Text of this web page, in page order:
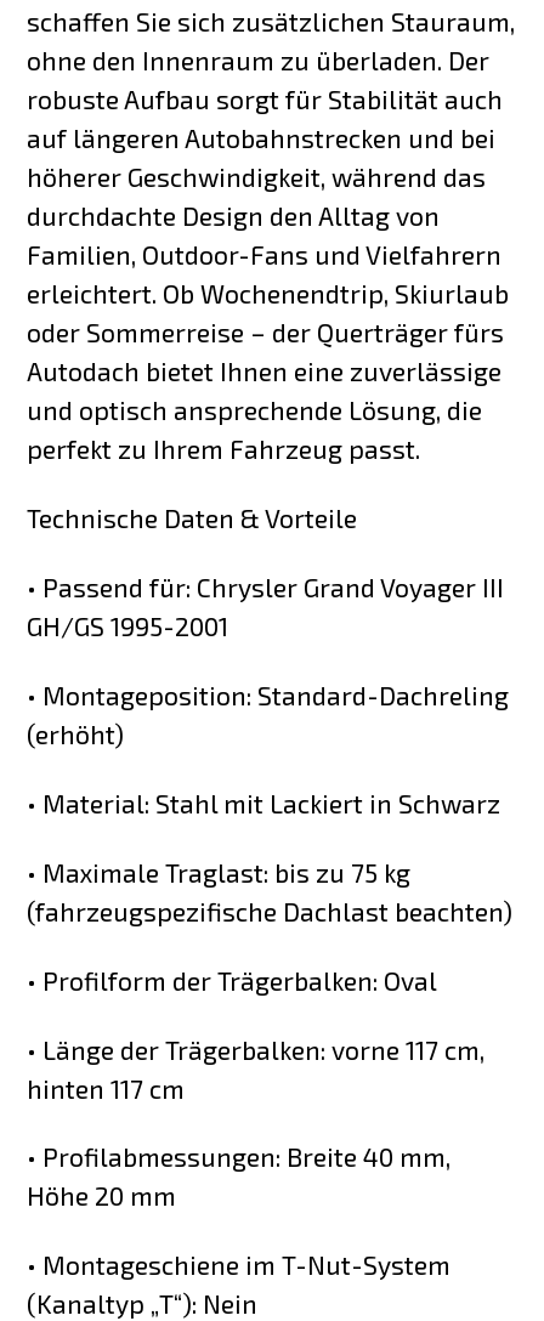
schaffen Sie sich zusätzlichen Stauraum,
ohne den Innenraum zu überladen. Der
robuste Aufbau sorgt für Stabilität auch
auf längeren Autobahnstrecken und bei
höherer Geschwindigkeit, während das
durchdachte Design den Alltag von
Familien, Outdoor-Fans und Vielfahrern
erleichtert. Ob Wochenendtrip, Skiurlaub
oder Sommerreise – der Querträger fürs
Autodach bietet Ihnen eine zuverlässige
und optisch ansprechende Lösung, die
perfekt zu Ihrem Fahrzeug passt.
Technische Daten & Vorteile
• Passend für: Chrysler Grand Voyager III
GH/GS 1995-2001
• Montageposition: Standard-Dachreling
(erhöht)
• Material: Stahl mit Lackiert in Schwarz
• Maximale Traglast: bis zu 75 kg
(fahrzeugspezifische Dachlast beachten)
• Profilform der Trägerbalken: Oval
• Länge der Trägerbalken: vorne 117 cm,
hinten 117 cm
• Profilabmessungen: Breite 40 mm,
Höhe 20 mm
• Montageschiene im T-Nut-System
(Kanaltyp „T“): Nein